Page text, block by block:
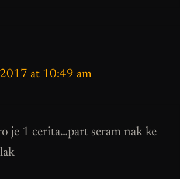
at 10:49 am
je 1 cerita…part seram nak ke